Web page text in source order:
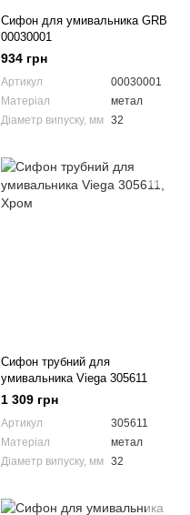
Сифон для умивальника GRB
00030001
934 грн
Артикул
00030001
Матеріал
метал
Діаметр випуску, мм 32
Сифон трубний для
умивальника Viega 305611
1 309 грн
Артикул
305611
Матеріал
метал
Діаметр випуску, мм 32